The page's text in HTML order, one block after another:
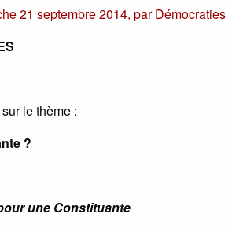
21 septembre 2014,parDémocraties
le thème :
?
une Constituante